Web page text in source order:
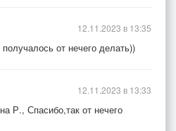
от нечего делать))
12.11.2023 в 13:35
Р., Спасибо,так от нечего
12.11.2023 в 13:33